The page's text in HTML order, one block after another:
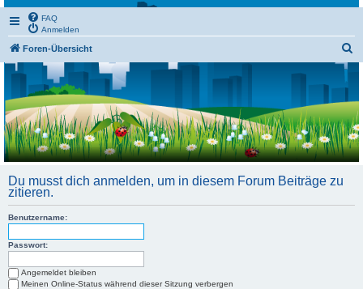
FAQ
Anmelden
Foren-Übersicht
h
e
Du musst dich anmelden, um in diesem Forum Beiträge zu
zitieren.
Benutzername:
Passwort:
Angemeldet bleiben
Meinen Online-Status während dieser Sitzung verbergen